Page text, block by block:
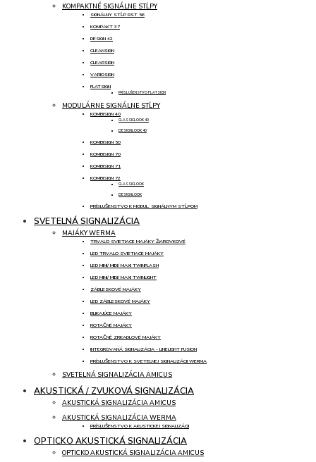
KOMPAKTNÉ SIGNÁLNE STĹPY
SIGNÁLNY STĹP RST 56
KOMPAKT 37
DESIGN 42
CLEANSIGN
CLEARSIGN
VARIOSIGN
FLATSIGN
PRÍSLUŠENSTVO FLATSIGN
MODULÁRNE SIGNÁLNE STĹPY
KOMBISIGN 40
CLASSICLOOK 40
DESIGNLOOK 40
KOMBISIGN 50
KOMBISIGN 70
KOMBISIGN 71
KOMBISIGN 72
CLASSICLOOK
DESIGNLOOK
PRÍSLUŠENSTVO K MODUL. SIGNÁLNYM STĹPOM
SVETELNÁ SIGNALIZÁCIA
MAJÁKY WERMA
TRVALO SVIETIACE MAJÁKY ŽIAROVKOVÉ
LED TRVALO SVIETIACE MAJÁKY
LED MINI/ MIDI/ MAXI TWINFLASH
LED MINI/ MIDI/ MAXI TWINLIGHT
ZÁBLESKOVÉ MAJÁKY
LED ZÁBLESKOVÉ MAJÁKY
BLIKAJÚCE MAJÁKY
ROTAČNÉ MAJÁKY
ROTAČNÉ ZRKADLOVÉ MAJÁKY
INTEGROVANÁ SIGNALIZÁCIA - LINELIGHT FUSION
PRÍSLUŠENSTVO K SVETELNEJ SIGNALIZÁCII WERMA
SVETELNÁ SIGNALIZÁCIA AMICUS
AKUSTICKÁ / ZVUKOVÁ SIGNALIZÁCIA
AKUSTICKÁ SIGNALIZÁCIA AMICUS
AKUSTICKÁ SIGNALIZÁCIA WERMA
PRÍSLUŠENSTVO K AKUSTICKEJ SIGNALIZÁCII
OPTICKO AKUSTICKÁ SIGNALIZÁCIA
OPTICKO AKUSTICKÁ SIGNALIZÁCIA AMICUS